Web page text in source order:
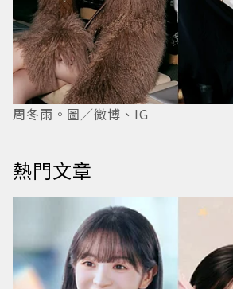
周冬雨。圖／微博、IG
熱門文章